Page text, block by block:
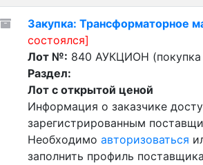
Закупка: Трансформаторное
состоялся]
Лот №: 840 АУКЦИОН (покупка
Раздел:
Лот с открытой ценой
Информация о заказчике
зарегистрированным
Необходимо авторизоваться
заполнить профиль